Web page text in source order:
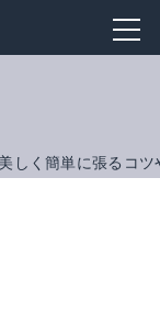
しく簡単に張るコ